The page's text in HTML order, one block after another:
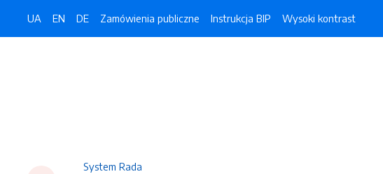
UA EN DE Zamówienia publiczne Instrukcja BIP Wysoki kontrast
System Rada